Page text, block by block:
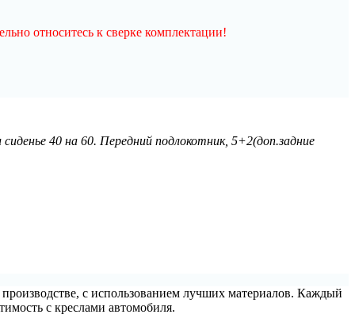
относитесь к сверке комплектации!
40 на 60. Передний подлокотник, 5+2(доп.задние
с использованием лучших материалов. Каждый
с креслами автомобиля.